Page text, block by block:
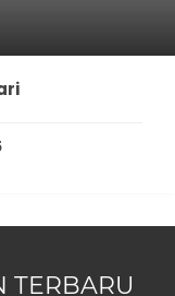
TERBARU